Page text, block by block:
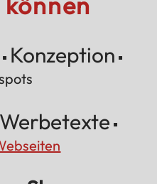
▪ Konzeption ▪
Werbetexte ▪